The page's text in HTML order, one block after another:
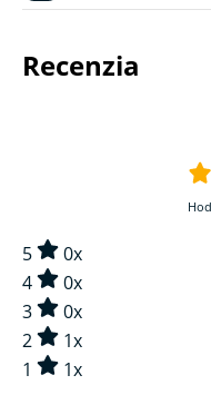
recenzia
5
0x
4
0x
3
0x
2
1x
1
1x